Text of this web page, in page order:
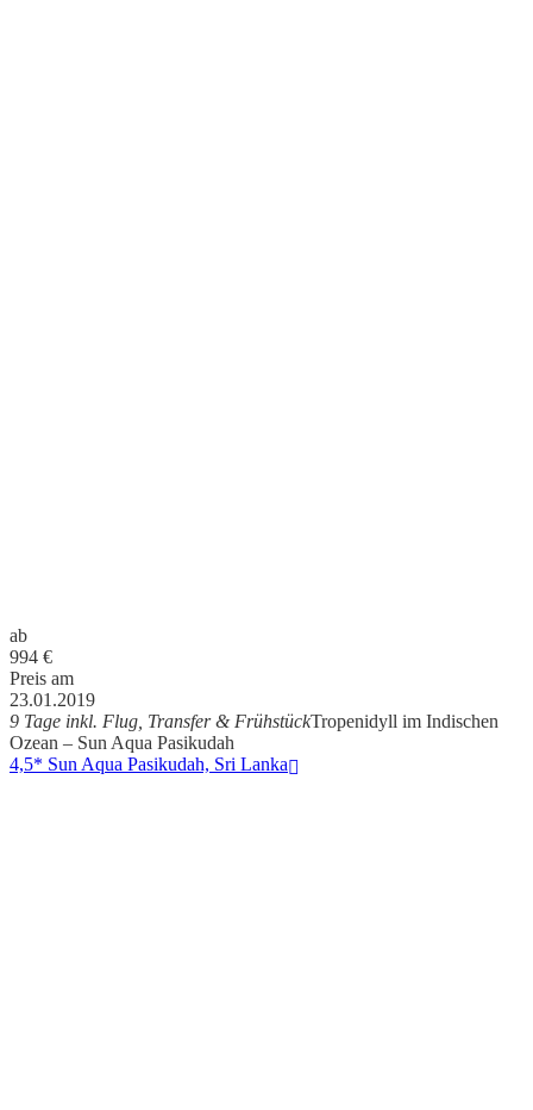
ab
994 €
Preis am
23.01.2019
9 Tage inkl. Flug, Transfer & FrühstückTropenidyll im Indischen
Ozean – Sun Aqua Pasikudah
4,5* Sun Aqua Pasikudah, Sri Lanka